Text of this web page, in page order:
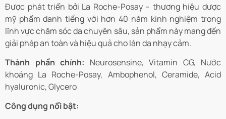
Được phát triển bởi La Roche-Posay – thương hiệu dược
mỹ phẩm danh tiếng với hơn 40 năm kinh nghiệm trong
lĩnh vực chăm sóc da chuyên sâu, sản phẩm này mang đến
giải pháp an toàn và hiệu quả cho làn da nhạy cảm.
Thành phần chính: Neurosensine, Vitamin CG, Nước
khoáng La Roche-Posay, Ambophenol, Ceramide, Acid
hyaluronic, Glycero
Công dụng nổi bật: